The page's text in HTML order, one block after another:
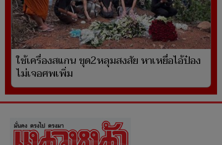
ใช้เครื่องสแกน ขุด2หลุมสงสัย หาเหยื่อไอ้ป๋อง
ไม่เจอศพเพิ่ม